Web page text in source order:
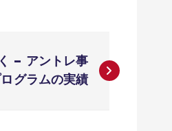
– アントレ事
グラムの実績